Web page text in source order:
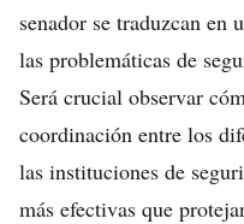
senador se traduzcan en
las problemáticas de
Será crucial observar
coordinación entre los
las instituciones de
más efectivas que